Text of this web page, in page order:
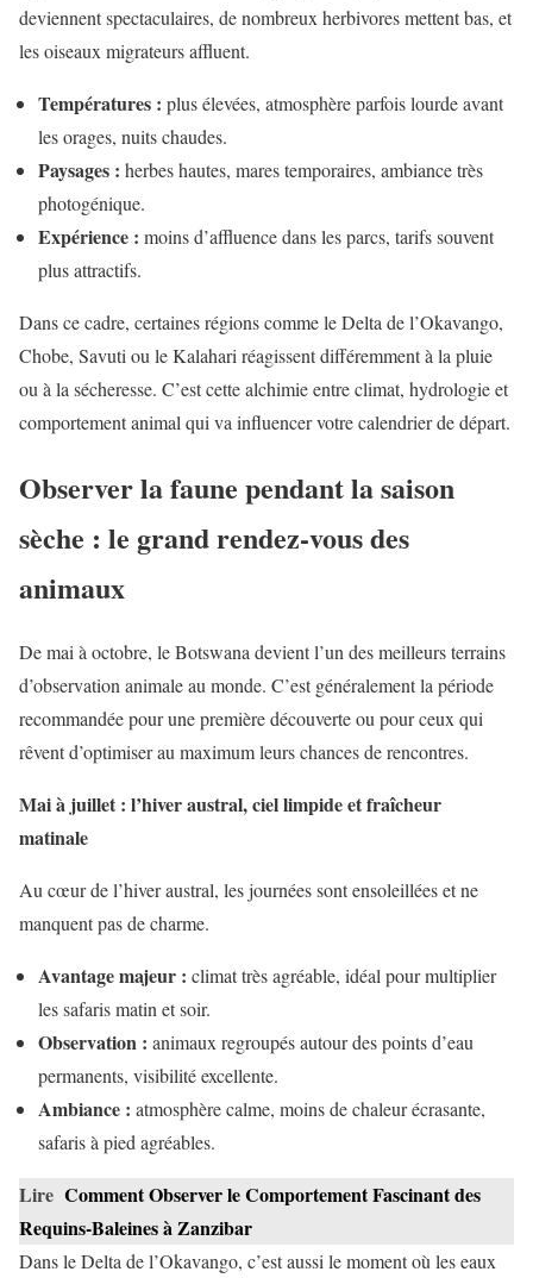
deviennent spectaculaires, de nombreux herbivores mettent bas, et
les oiseaux migrateurs affluent.
Températures : plus élevées, atmosphère parfois lourde avant
les orages, nuits chaudes.
Paysages : herbes hautes, mares temporaires, ambiance très
photogénique.
Expérience : moins d’affluence dans les parcs, tarifs souvent
plus attractifs.
Dans ce cadre, certaines régions comme le Delta de l’Okavango,
Chobe, Savuti ou le Kalahari réagissent différemment à la pluie
ou à la sécheresse. C’est cette alchimie entre climat, hydrologie et
comportement animal qui va influencer votre calendrier de départ.
Observer la faune pendant la saison
sèche : le grand rendez-vous des
animaux
De mai à octobre, le Botswana devient l’un des meilleurs terrains
d’observation animale au monde. C’est généralement la période
recommandée pour une première découverte ou pour ceux qui
rêvent d’optimiser au maximum leurs chances de rencontres.
Mai à juillet : l’hiver austral, ciel limpide et fraîcheur
matinale
Au cœur de l’hiver austral, les journées sont ensoleillées et ne
manquent pas de charme.
Avantage majeur : climat très agréable, idéal pour multiplier
les safaris matin et soir.
Observation : animaux regroupés autour des points d’eau
permanents, visibilité excellente.
Ambiance : atmosphère calme, moins de chaleur écrasante,
safaris à pied agréables.
Lire Comment Observer le Comportement Fascinant des
Requins-Baleines à Zanzibar
Dans le Delta de l’Okavango, c’est aussi le moment où les eaux